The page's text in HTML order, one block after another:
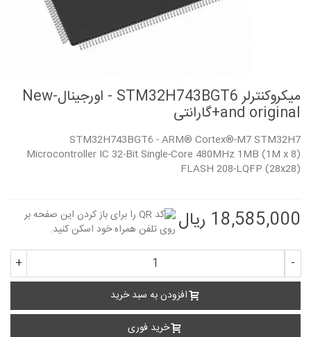
میکروکنترلر STM32H743BGT6 - اورجینال-New
and original+گارانتی
STM32H743BGT6 - ARM® Cortex®-M7 STM32H7
Microcontroller IC 32-Bit Single-Core 480MHz 1MB (1M x 8)
FLASH 208-LQFP (28x28)
18,585,000 ریال
-
+
افزودن به سبد خرید
خرید فوری